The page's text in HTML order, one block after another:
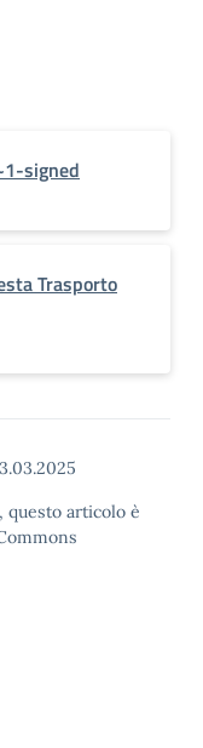
signed
Trasporto
questo articolo è